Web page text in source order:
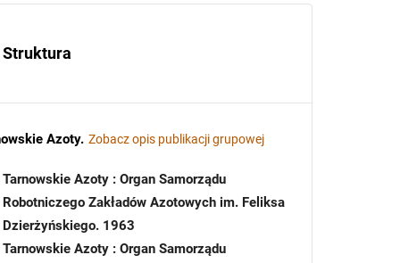
Struktura
Azoty. Zobacz opis publikacji grupowej
Tarnowskie Azoty : Organ Samorządu
Robotniczego Zakładów Azotowych im. Feliksa
Dzierżyńskiego. 1963
Tarnowskie Azoty : Organ Samorządu